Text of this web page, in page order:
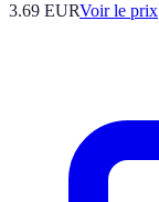
3.69 EURVoir le prix